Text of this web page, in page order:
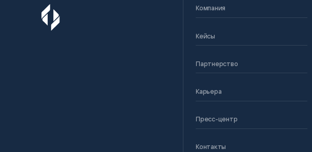
Компания
Кейсы
Партнерство
Карьера
Пресс-центр
Контакты